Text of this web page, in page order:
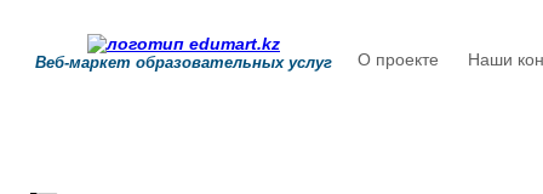
Веб-маркет образовательных услуг О проекте Наши